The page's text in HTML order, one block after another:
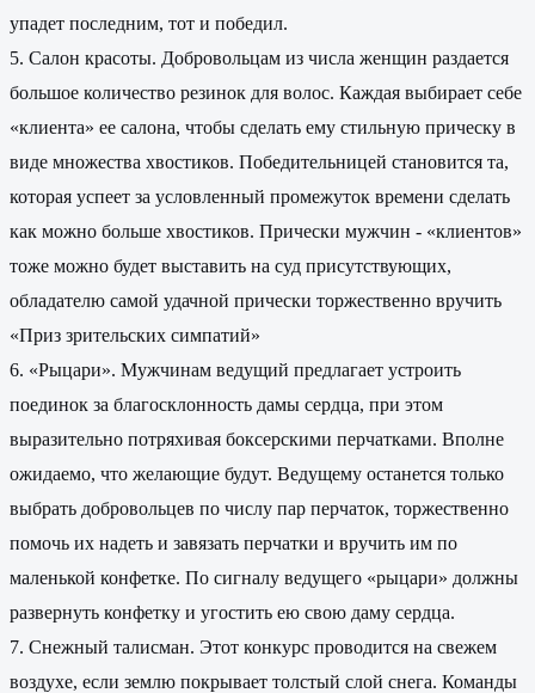
упадет последним, тот и победил.
5. Салон красоты. Добровольцам из числа женщин раздается
большое количество резинок для волос. Каждая выбирает себе
«клиента» ее салона, чтобы сделать ему стильную прическу в
виде множества хвостиков. Победительницей становится та,
которая успеет за условленный промежуток времени сделать
как можно больше хвостиков. Прически мужчин - «клиентов»
тоже можно будет выставить на суд присутствующих,
обладателю самой удачной прически торжественно вручить
«Приз зрительских симпатий»
6. «Рыцари». Мужчинам ведущий предлагает устроить
поединок за благосклонность дамы сердца, при этом
выразительно потряхивая боксерскими перчатками. Вполне
ожидаемо, что желающие будут. Ведущему останется только
выбрать добровольцев по числу пар перчаток, торжественно
помочь их надеть и завязать перчатки и вручить им по
маленькой конфетке. По сигналу ведущего «рыцари» должны
развернуть конфетку и угостить ею свою даму сердца.
7. Снежный талисман. Этот конкурс проводится на свежем
воздухе, если землю покрывает толстый слой снега. Команды